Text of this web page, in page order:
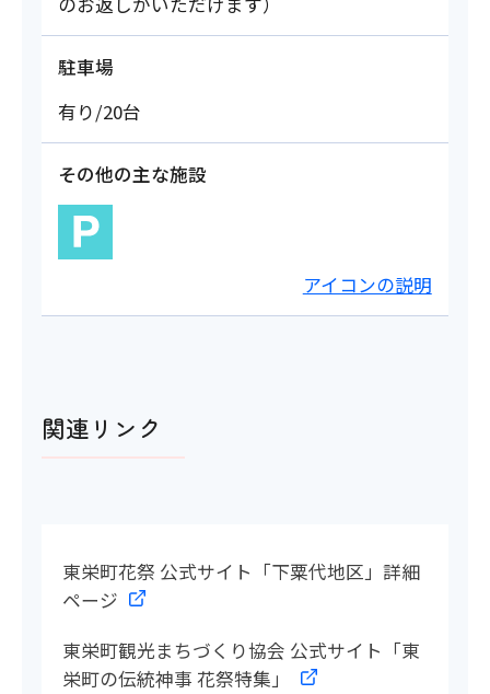
駐車場
有り/20台
その他の主な施設
アイコンの説明
関連リンク
東栄町花祭 公式サイト「下粟代地区」詳細
ページ
東栄町観光まちづくり協会 公式サイト「東
栄町の伝統神事 花祭特集」